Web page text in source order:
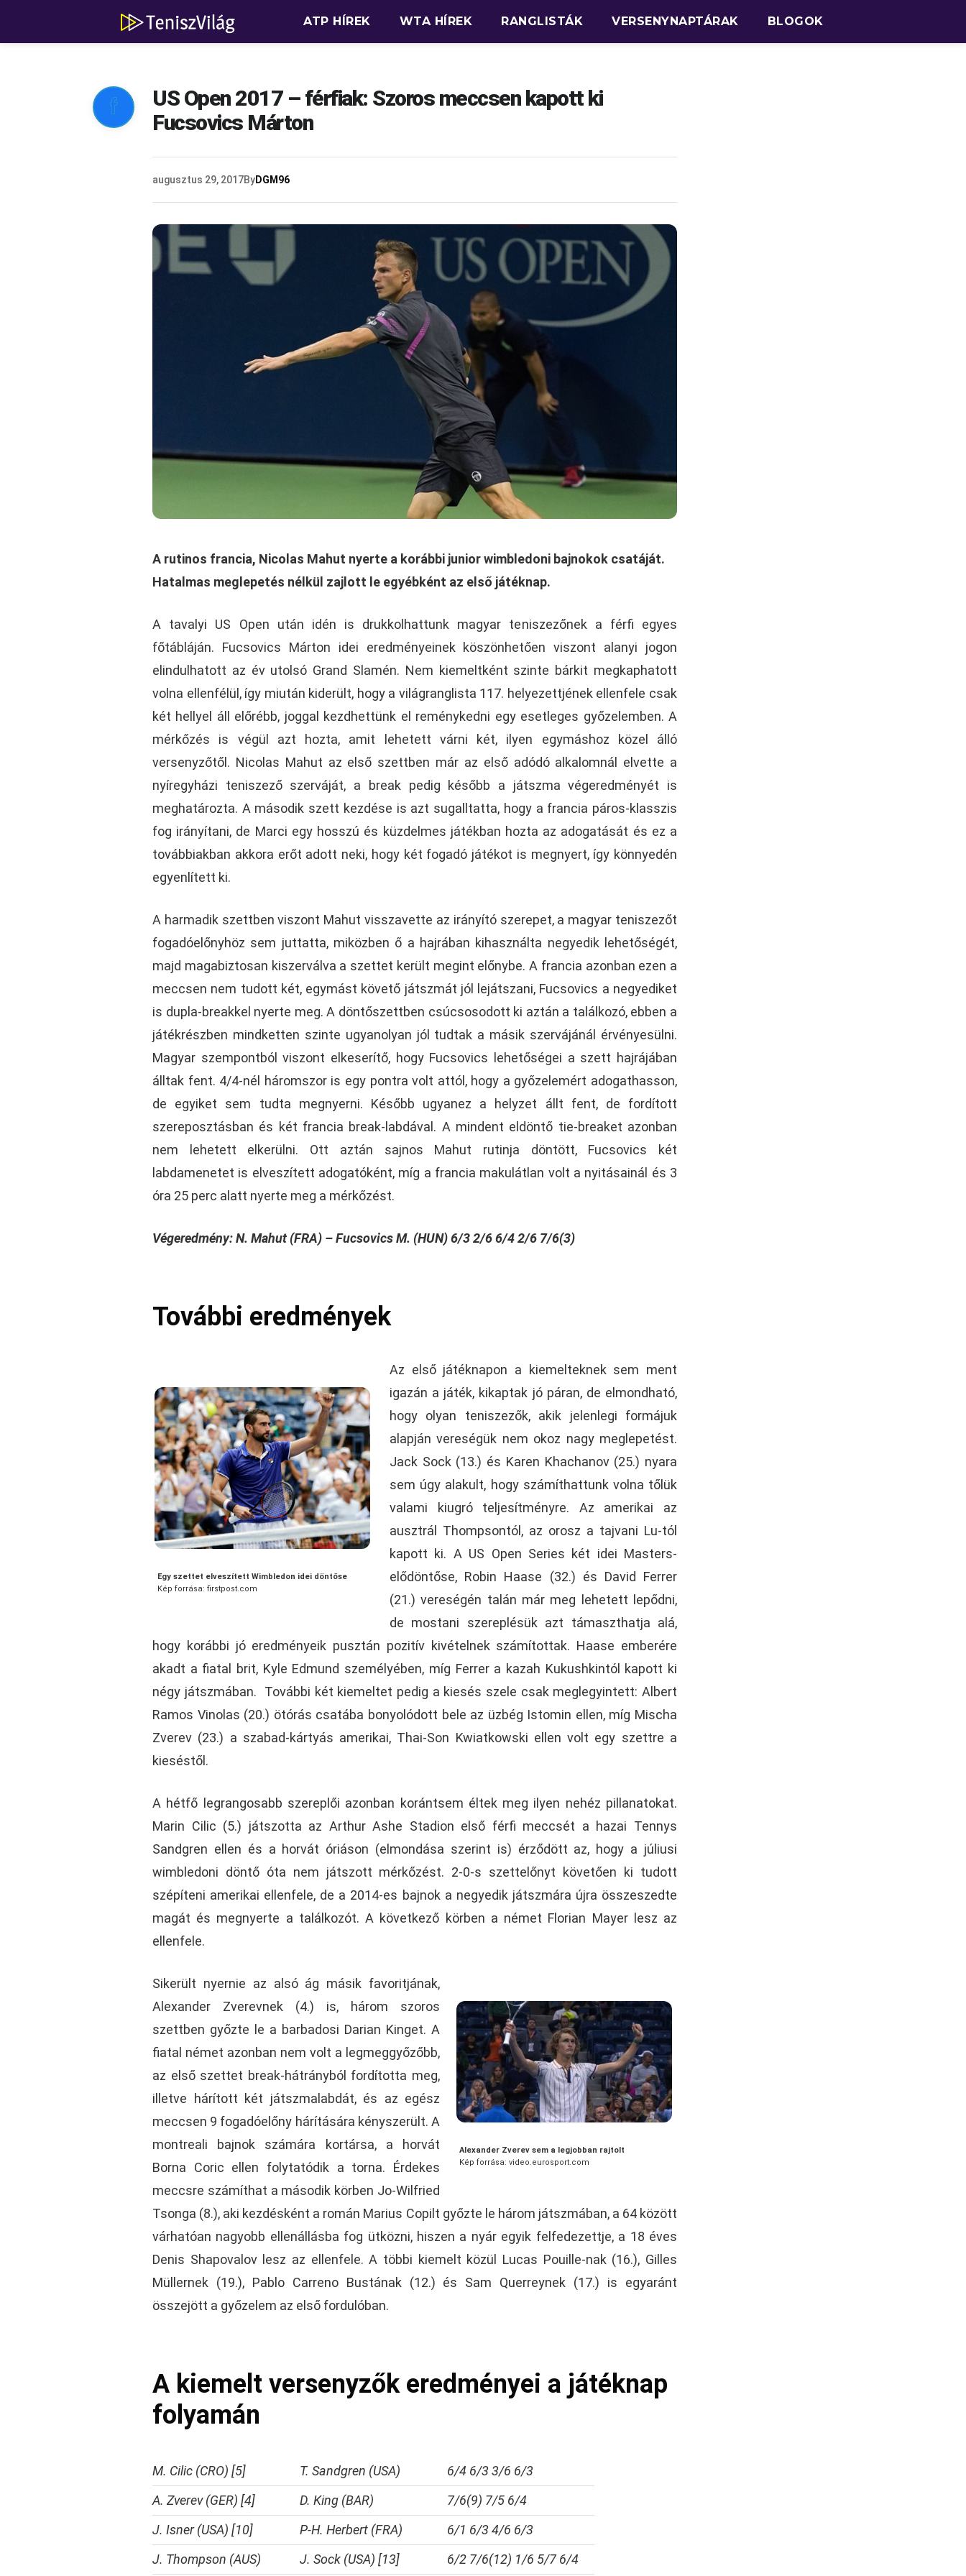
ATP HÍREK WTA HÍREK RANGLISTÁK VERSENYNAPTÁRAK BLOGOK

US Open 2017 – férfiak: Szoros meccsen kapott ki
Fucsovics Márton
augusztus 29, 2017ByDGM96
A rutinos francia, Nicolas Mahut nyerte a korábbi junior wimbledoni bajnokok csatáját.
Hatalmas meglepetés nélkül zajlott le egyébként az első játéknap.
A tavalyi US Open után idén is drukkolhattunk magyar teniszezőnek a férfi egyes
főtábláján. Fucsovics Márton idei eredményeinek köszönhetően viszont alanyi jogon
elindulhatott az év utolsó Grand Slamén. Nem kiemeltként szinte bárkit megkaphatott
volna ellenfélül, így miután kiderült, hogy a világranglista 117. helyezettjének ellenfele csak
két hellyel áll előrébb, joggal kezdhettünk el reménykedni egy esetleges győzelemben. A
mérkőzés is végül azt hozta, amit lehetett várni két, ilyen egymáshoz közel álló
versenyzőtől. Nicolas Mahut az első szettben már az első adódó alkalomnál elvette a
nyíregyházi teniszező szerváját, a break pedig később a játszma végeredményét is
meghatározta. A második szett kezdése is azt sugalltatta, hogy a francia páros-klasszis
fog irányítani, de Marci egy hosszú és küzdelmes játékban hozta az adogatását és ez a
továbbiakban akkora erőt adott neki, hogy két fogadó játékot is megnyert, így könnyedén
egyenlített ki.
A harmadik szettben viszont Mahut visszavette az irányító szerepet, a magyar teniszezőt
fogadóelőnyhöz sem juttatta, miközben ő a hajrában kihasználta negyedik lehetőségét,
majd magabiztosan kiszerválva a szettet került megint előnybe. A francia azonban ezen a
meccsen nem tudott két, egymást követő játszmát jól lejátszani, Fucsovics a negyediket
is dupla-breakkel nyerte meg. A döntőszettben csúcsosodott ki aztán a találkozó, ebben a
játékrészben mindketten szinte ugyanolyan jól tudtak a másik szervájánál érvényesülni.
Magyar szempontból viszont elkeserítő, hogy Fucsovics lehetőségei a szett hajrájában
álltak fent. 4/4-nél háromszor is egy pontra volt attól, hogy a győzelemért adogathasson,
de egyiket sem tudta megnyerni. Később ugyanez a helyzet állt fent, de fordított
szereposztásban és két francia break-labdával. A mindent eldöntő tie-breaket azonban
nem lehetett elkerülni. Ott aztán sajnos Mahut rutinja döntött, Fucsovics két
labdamenetet is elveszített adogatóként, míg a francia makulátlan volt a nyitásainál és 3
óra 25 perc alatt nyerte meg a mérkőzést.
Végeredmény: N. Mahut (FRA) – Fucsovics M. (HUN) 6/3 2/6 6/4 2/6 7/6(3)
További eredmények
Egy szettet elveszített Wimbledon idei döntőse
Kép forrása: firstpost.com
Az első játéknapon a kiemelteknek sem ment
igazán a játék, kikaptak jó páran, de elmondható,
hogy olyan teniszezők, akik jelenlegi formájuk
alapján vereségük nem okoz nagy meglepetést.
Jack Sock (13.) és Karen Khachanov (25.) nyara
sem úgy alakult, hogy számíthattunk volna tőlük
valami kiugró teljesítményre. Az amerikai az
ausztrál Thompsontól, az orosz a tajvani Lu-tól
kapott ki. A US Open Series két idei Masters-
elődöntőse, Robin Haase (32.) és David Ferrer
(21.) vereségén talán már meg lehetett lepődni,
de mostani szereplésük azt támaszthatja alá,
hogy korábbi jó eredményeik pusztán pozitív kivételnek számítottak. Haase emberére
akadt a fiatal brit, Kyle Edmund személyében, míg Ferrer a kazah Kukushkintól kapott ki
négy játszmában. További két kiemeltet pedig a kiesés szele csak meglegyintett: Albert
Ramos Vinolas (20.) ötórás csatába bonyolódott bele az üzbég Istomin ellen, míg Mischa
Zverev (23.) a szabad-kártyás amerikai, Thai-Son Kwiatkowski ellen volt egy szettre a
kieséstől.
A hétfő legrangosabb szereplői azonban korántsem éltek meg ilyen nehéz pillanatokat.
Marin Cilic (5.) játszotta az Arthur Ashe Stadion első férfi meccsét a hazai Tennys
Sandgren ellen és a horvát óriáson (elmondása szerint is) érződött az, hogy a júliusi
wimbledoni döntő óta nem játszott mérkőzést. 2-0-s szettelőnyt követően ki tudott
szépíteni amerikai ellenfele, de a 2014-es bajnok a negyedik játszmára újra összeszedte
magát és megnyerte a találkozót. A következő körben a német Florian Mayer lesz az
ellenfele.
Alexander Zverev sem a legjobban rajtolt
Kép forrása: video.eurosport.com
Sikerült nyernie az alsó ág másik favoritjának,
Alexander Zverevnek (4.) is, három szoros
szettben győzte le a barbadosi Darian Kinget. A
fiatal német azonban nem volt a legmeggyőzőbb,
az első szettet break-hátrányból fordította meg,
illetve hárított két játszmalabdát, és az egész
meccsen 9 fogadóelőny hárítására kényszerült. A
montreali bajnok számára kortársa, a horvát
Borna Coric ellen folytatódik a torna. Érdekes
meccsre számíthat a második körben Jo-Wilfried
Tsonga (8.), aki kezdésként a román Marius Copilt győzte le három játszmában, a 64 között
várhatóan nagyobb ellenállásba fog ütközni, hiszen a nyár egyik felfedezettje, a 18 éves
Denis Shapovalov lesz az ellenfele. A többi kiemelt közül Lucas Pouille-nak (16.), Gilles
Müllernek (19.), Pablo Carreno Bustának (12.) és Sam Querreynek (17.) is egyaránt
összejött a győzelem az első fordulóban.
A kiemelt versenyzők eredményei a játéknap
folyamán
M. Cilic (CRO) [5] T. Sandgren (USA)
6/4 6/3 3/6 6/3
A. Zverev (GER) [4]
D. King (BAR)
7/6(9) 7/5 6/4
J. Isner (USA) [10]
P-H. Herbert (FRA)
6/1 6/3 4/6 6/3
J. Thompson (AUS)
J. Sock (USA) [13] 6/2 7/6(12) 1/6 5/7 6/4